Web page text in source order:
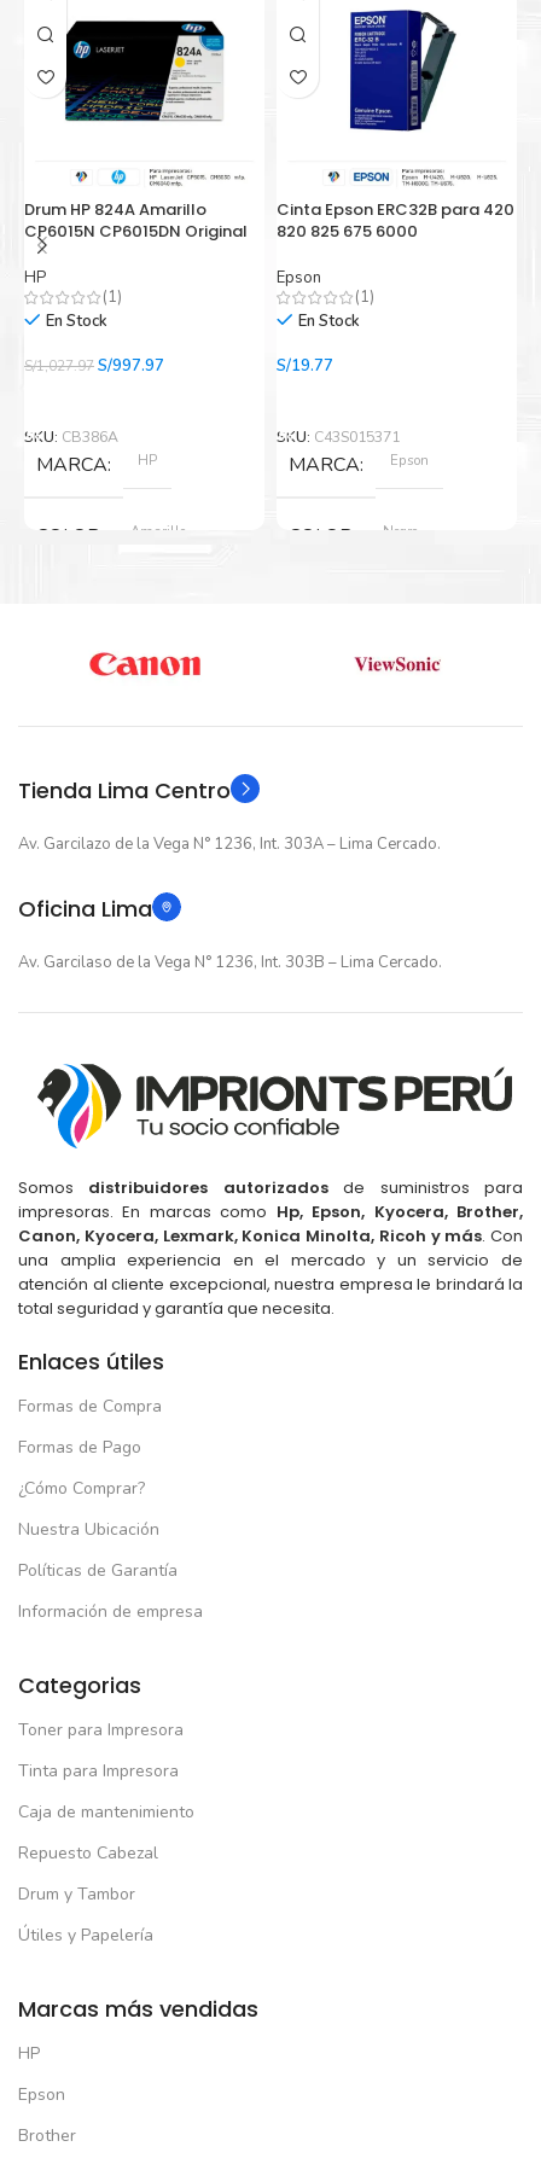
Drum HP 824A Amarillo
CP6015N CP6015DN Original
HP
(1)
En Stock
S/1,027.97El
era:
S/1,027.97.
S/997.97
SKU: CB386A
MARCA HP
COLOR Amarillo
GARANTIA 12 meses
Cinta Epson ERC32B para 420
820 825 675 6000
Epson
(1)
En Stock
S/19.77
SKU: C43S015371
MARCA Epson
COLOR Negro
GARANTIA 12 meses
Tienda Lima Centro
Av. Garcilazo de la Vega N° 1236, Int. 303A – Lima Cercado.
Oficina Lima
Av. Garcilaso de la Vega N° 1236, Int. 303B – Lima Cercado.
Somos distribuidores autorizadosde suministros para
impresoras. En marcas como Hp, Epson, Kyocera, Brother,
Canon, Kyocera, Lexmark, Konica Minolta, Ricoh y más. Con
una amplia experiencia en el mercado y un servicio de
atención al cliente excepcional, nuestra empresa le brindará la
total seguridad y garantía que necesita.
Enlaces útiles
Formas de Compra
Formas de Pago
¿Cómo Comprar?
Nuestra Ubicación
Políticas de Garantía
Información de empresa
Categorias
Toner para Impresora
Tinta para Impresora
Caja de mantenimiento
Repuesto Cabezal
Drum y Tambor
Útiles y Papelería
Marcas más vendidas
HP
Epson
Brother